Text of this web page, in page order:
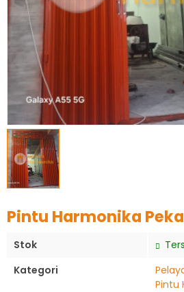
Pintu Harmonika
Stok
Kategori
Pintu